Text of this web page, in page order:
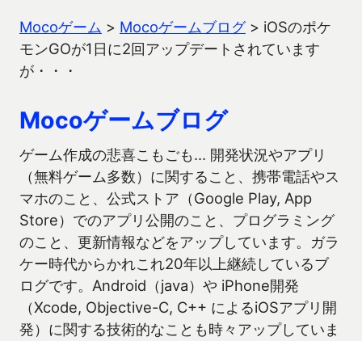
Mocoゲーム > Mocoゲームブログ> iOSのポケ
モンGOが1日に2回アップデートされています
が・・・
Mocoゲームブログ
ゲーム作成の悲喜こもごも… 開発状況やアプリ
（無料ゲーム多数）に関すること、携帯電話やス
マホのこと、公式ストア（Google Play, App
Store）でのアプリ公開のこと、プログラミング
のこと、更新情報などをアップしています。ガラ
ケー時代からかれこれ20年以上継続しているブ
ログです。Android（java）や iPhone開発
（Xcode, Objective-C, C++ によるiOSアプリ開
発）に関する技術的なことも時々アップしていま